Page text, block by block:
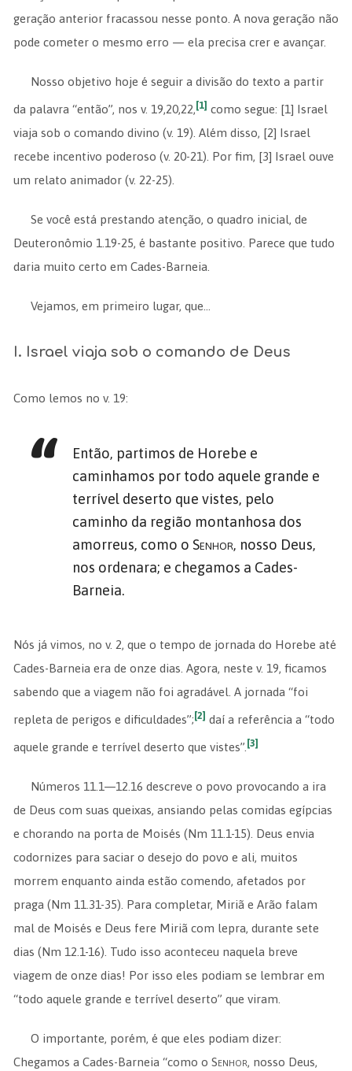
geração anterior fracassou nesse ponto. A nova geração não
pode cometer o mesmo erro — ela precisa crer e avançar.
Nosso objetivo hoje é seguir a divisão do texto a partir
da palavra “então”, nos v. 19,20,22,[1] como segue: [1] Israel
viaja sob o comando divino (v. 19). Além disso, [2] Israel
recebe incentivo poderoso (v. 20-21). Por fim, [3] Israel ouve
um relato animador (v. 22-25).
Se você está prestando atenção, o quadro inicial, de
Deuteronômio 1.19-25, é bastante positivo. Parece que tudo
daria muito certo em Cades-Barneia.
Vejamos, em primeiro lugar, que…
I. Israel viaja sob o comando de Deus
Como lemos no v. 19:
Então, partimos de Horebe e
caminhamos por todo aquele grande e
terrível deserto que vistes, pelo
caminho da região montanhosa dos
amorreus, como o Senhor, nosso Deus,
nos ordenara; e chegamos a Cades-
Barneia.
Nós já vimos, no v. 2, que o tempo de jornada do Horebe até
Cades-Barneia era de onze dias. Agora, neste v. 19, ficamos
sabendo que a viagem não foi agradável. A jornada “foi
repleta de perigos e dificuldades”;[2] daí a referência a “todo
aquele grande e terrível deserto que vistes”. [3]
Números 11.1—12.16 descreve o povo provocando a ira
de Deus com suas queixas, ansiando pelas comidas egípcias
e chorando na porta de Moisés (Nm 11.1-15). Deus envia
codornizes para saciar o desejo do povo e ali, muitos
morrem enquanto ainda estão comendo, afetados por
praga (Nm 11.31-35). Para completar, Miriã e Arão falam
mal de Moisés e Deus fere Miriã com lepra, durante sete
dias (Nm 12.1-16). Tudo isso aconteceu naquela breve
viagem de onze dias! Por isso eles podiam se lembrar em
“todo aquele grande e terrível deserto” que viram.
O importante, porém, é que eles podiam dizer:
Chegamos a Cades-Barneia “como o Senhor, nosso Deus,